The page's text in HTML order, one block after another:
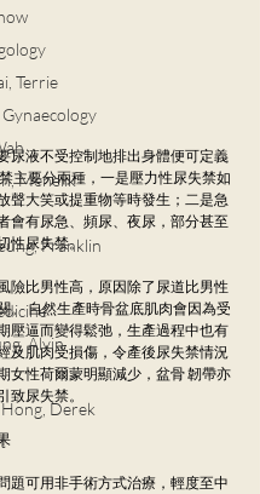
Terrie
Menelik
Franklin
Alvin
Derek
尿液不受控制地排出身體便可定義
主要分兩種，一是壓力性尿失禁如
聲大笑或提重物等時發生；二是急
會有尿急、頻尿、夜尿，部分甚至
性尿失禁。
險比男性高，原因除了尿道比男性
。 自然生產時骨盆底肌肉會因為受
壓逼而變得鬆弛，生產過程中也有
及肌肉受損傷，令產後尿失禁情況
女性荷爾蒙明顯減少，盆骨 韌帶亦
致尿失禁。
題可用非手術方式治療，輕度至中